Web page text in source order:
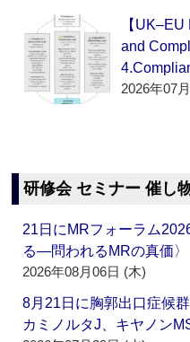
【
and
2026年07
研修会 セミナー 催し
21日にMRフォーラム
る―問われるMRの真価
2026年08月06日 (木)
8月21日に胸郭出口症候
カミノルタJ、キヤノン